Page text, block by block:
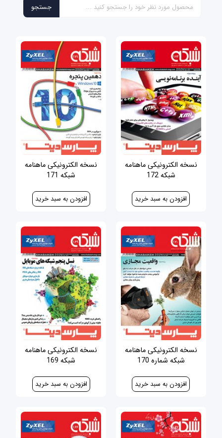
نسخه الکترونیکی ماهنامه
شبکه 172
نسخه الکترونیکی ماهنامه
شبکه 171
نسخه الکترونیکی ماهنامه
شبکه شماره 170
نسخه الکترونیکی ماهنامه
شبکه 169